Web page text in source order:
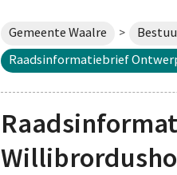
Gemeente Waalre >
Raadsinformatiebrief